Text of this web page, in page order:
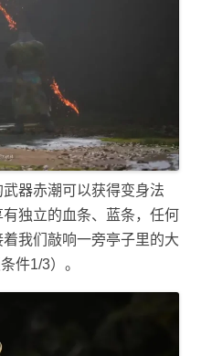
器赤潮可以获得变身法
独立的血条、蓝条，任何
我们敲响一旁亭子里的大
件1/3）。